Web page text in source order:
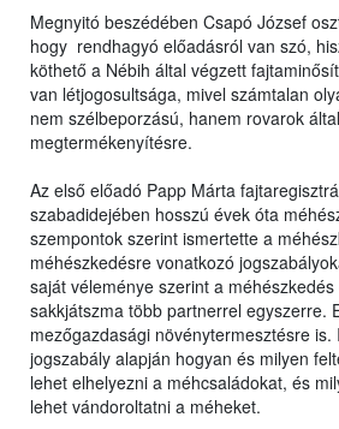
Megnyitó beszédében Csapó József
hogy rendhagyó előadásról van szó,
köthető a Nébih által végzett
van létjogosultsága, mivel számtalan
nem szélbeporzású, hanem rovarok
megtermékenyítésre.
Az első előadó Papp Márta
szabadidejében hosszú évek óta
szempontok szerint ismertette a
méhészkedésre vonatkozó
saját véleménye szerint a
sakkjátszma több partnerrel egyszerre.
mezőgazdasági növénytermesztésre
jogszabály alapján hogyan és milyen
lehet elhelyezni a méhcsaládokat, és
lehet vándoroltatni a méheket.